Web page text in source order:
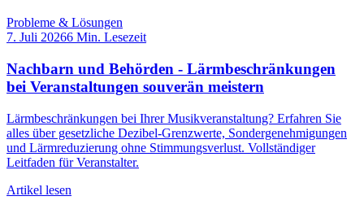
Probleme & Lösungen
7. Juli 20266 Min. Lesezeit
Nachbarn und Behörden - Lärmbeschränkungen
bei Veranstaltungen souverän meistern
Lärmbeschränkungen bei Ihrer Musikveranstaltung? Erfahren Sie
alles über gesetzliche Dezibel-Grenzwerte, Sondergenehmigungen
und Lärmreduzierung ohne Stimmungsverlust. Vollständiger
Leitfaden für Veranstalter.
Artikel lesen